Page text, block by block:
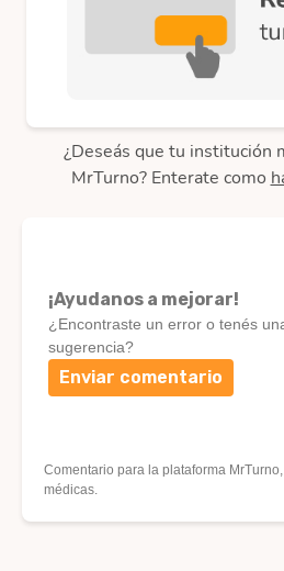
¿Deseás que tu institución
MrTurno? Enterate como
¡Ayudanos a mejorar!
¿Encontraste un error o tenés
sugerencia?
Enviar comentario
Comentario para la plataforma
médicas.